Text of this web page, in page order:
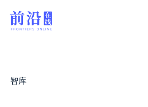
智库